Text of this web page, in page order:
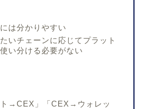
は分かりやすい
いチェーンに応じてプラット
い分ける必要がない
ト→CEX」「CEX→ウォレッ